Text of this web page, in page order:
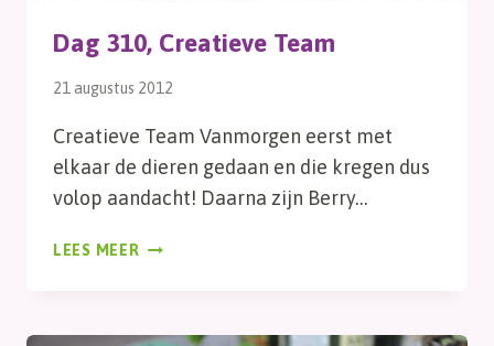
Dag 310, Creatieve Team
21 augustus 2012
Creatieve Team Vanmorgen eerst met
elkaar de dieren gedaan en die kregen dus
volop aandacht! Daarna zijn Berry…
LEES MEER DAG